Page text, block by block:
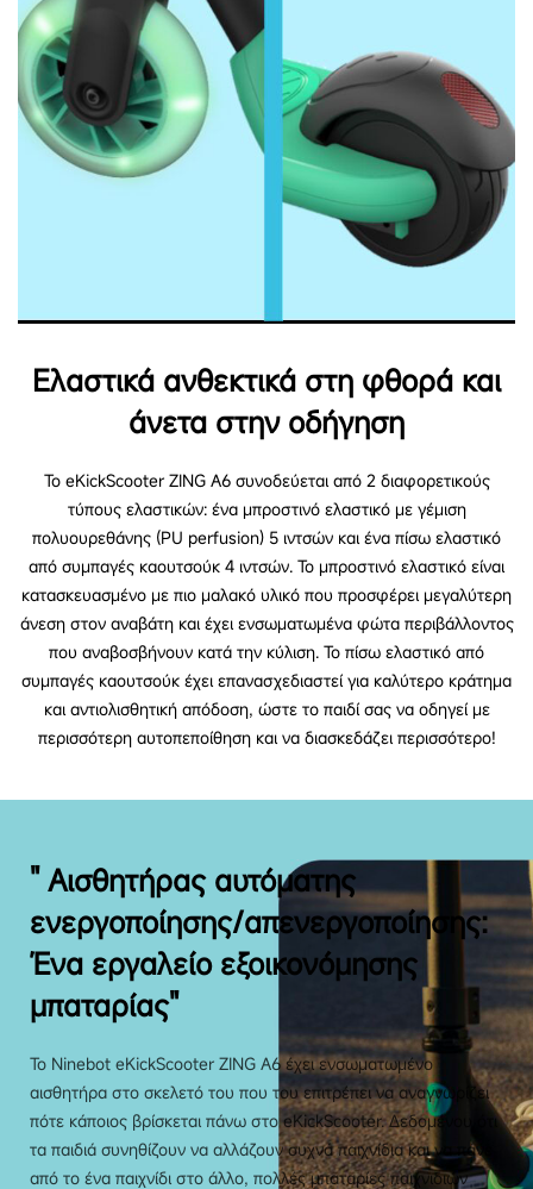
Ελαστικά ανθεκτικά στη φθορά και
άνετα στην οδήγηση
Το eKickScooter ZING A6 συνοδεύεται από 2 διαφορετικούς
τύπους ελαστικών: ένα μπροστινό ελαστικό με γέμιση
πολυουρεθάνης (PU perfusion) 5 ιντσών και ένα πίσω ελαστικό
από συμπαγές καουτσούκ 4 ιντσών. Το μπροστινό ελαστικό είναι
κατασκευασμένο με πιο μαλακό υλικό που προσφέρει μεγαλύτερη
άνεση στον αναβάτη και έχει ενσωματωμένα φώτα περιβάλλοντος
που αναβοσβήνουν κατά την κύλιση. Το πίσω ελαστικό από
συμπαγές καουτσούκ έχει επανασχεδιαστεί για καλύτερο κράτημα
και αντιολισθητική απόδοση, ώστε το παιδί σας να οδηγεί με
περισσότερη αυτοπεποίθηση και να διασκεδάζει περισσότερο!
" Αισθητήρας αυτόματης
ενεργοποίησης/απενεργοποίησης:
Ένα εργαλείο εξοικονόμησης
μπαταρίας"
Το Ninebot eKickScooter ZING A6 έχει ενσωματωμένο
αισθητήρα στο σκελετό του που του επιτρέπει να αναγνωρίζει
πότε κάποιος βρίσκεται πάνω στο eKickScooter. Δεδομένου ότι
τα παιδιά συνηθίζουν να αλλάζουν συχνά παιχνίδια και να πάνε
από το ένα παιχνίδι στο άλλο, πολλές μπαταρίες παιχνιδιών